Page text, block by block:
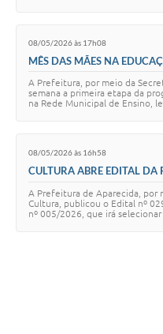
Jornal
Notícias
08/05/2026 às 17h08
MÊS DAS MÃES NA
A Prefeitura, por meio da
semana a primeira etapa da
na Rede Municipal de Ensino,
08/05/2026 às 16h58
CULTURA ABRE EDITAL
A Prefeitura de Aparecida, por
Cultura, publicou o Edital nº
nº 005/2026, que irá